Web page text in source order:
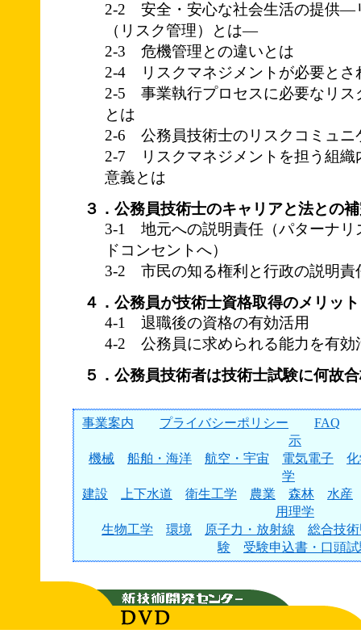
2-2 安全・安心な社会生活の提供―
（リスク管理）とは―
2-3 危機管理との違いとは
2-4 リスクマネジメントが必要とさ
2-5 事業執行プロセスに必要なリス
とは
2-6 公務員技術士のリスクコミュニ
2-7 リスクマネジメントを担う組織
意義とは
３．公務員技術士のキャリアと法との
3-1 地元への説明責任（パターナリ
ドコンセントへ）
3-2 市民の知る権利と行政の説明責
４．公務員が技術士資格取得のメリット
4-1 退職後の資格の有効活用
4-2 公務員に求められる能力を有効
５．公務員技術者は技術士試験に何故
事業案内 プライバシーポリシー
FAQ
示
機械
船舶・海洋 航空・宇宙 電気電子
学
建設
上下水道 衛生工学 農業 森林
水産
用理学
生物工学
環境 原子力・放射線
総合技
験
受験申込書・口頭